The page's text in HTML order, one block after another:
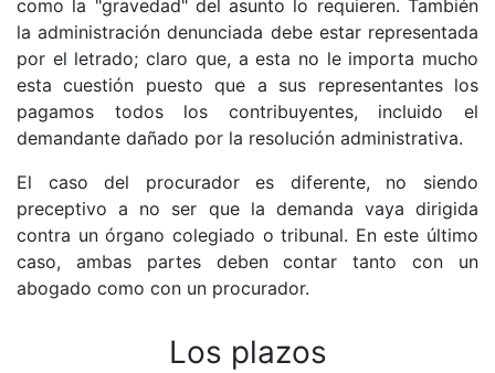
como la "gravedad" del asunto lo requieren. También
la administración denunciada debe estar representada
por el letrado; claro que, a esta no le importa mucho
esta cuestión puesto que a sus representantes los
pagamos todos los contribuyentes, incluido el
demandante dañado por la resolución administrativa.
El caso del procurador es diferente, no siendo
preceptivo a no ser que la demanda vaya dirigida
contra un órgano colegiado o tribunal. En este último
caso, ambas partes deben contar tanto con un
abogado como con un procurador.
Los plazos